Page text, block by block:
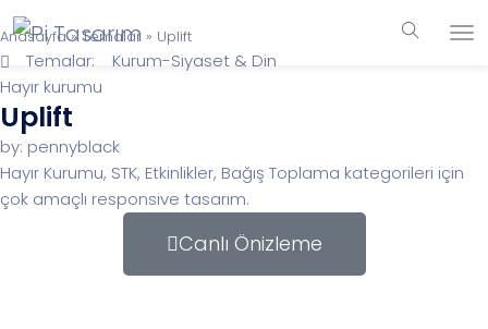
Anasayfa» Temalar » Uplift
Temalar:
Kurum-Siyaset & Din
Hayır kurumu
Uplift
by: pennyblack
Hayır Kurumu, STK, Etkinlikler, Bağış Toplama kategorileri için
çok amaçlı responsive tasarım.
Canlı Önizleme